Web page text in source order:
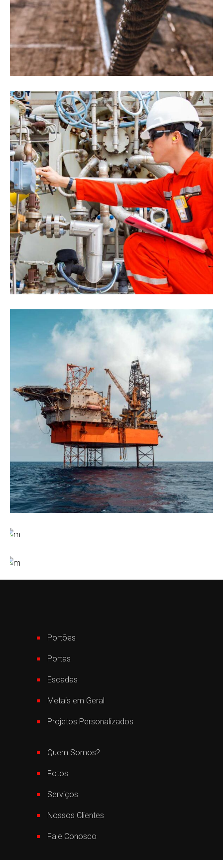
Portões
Portas
Escadas
Metais em Geral
Projetos Personalizados
Quem Somos?
Fotos
Serviços
Nossos Clientes
Fale Conosco